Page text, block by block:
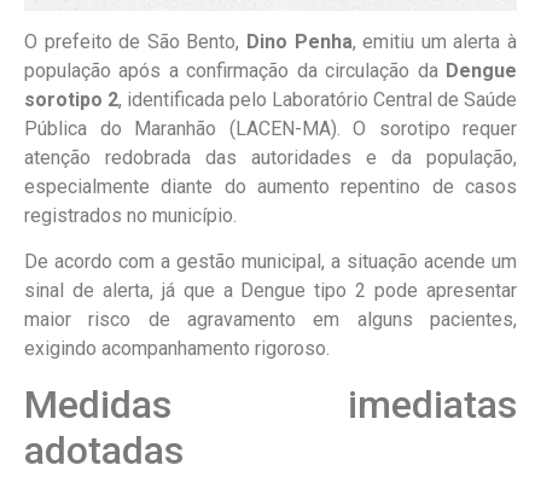
O prefeito de São Bento, Dino Penha, emitiu um alerta à
população após a confirmação da circulação da Dengue
sorotipo 2, identificada pelo Laboratório Central de Saúde
Pública do Maranhão (LACEN-MA). O sorotipo requer
atenção redobrada das autoridades e da população,
especialmente diante do aumento repentino de casos
registrados no município.
De acordo com a gestão municipal, a situação acende um
sinal de alerta, já que a Dengue tipo 2 pode apresentar
maior risco de agravamento em alguns pacientes,
exigindo acompanhamento rigoroso.
Medidas imediatas
adotadas